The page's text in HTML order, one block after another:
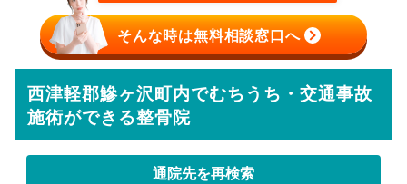
そんな時は無料相談窓口へ
西津軽郡鰺ヶ沢町内でむちうち・交通事故
施術ができる整骨院
通院先を再検索